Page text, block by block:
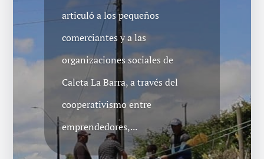
articuló a los pequeños
comerciantes y a las
organizaciones sociales de
Caleta La Barra, a través del
cooperativismo entre
emprendedores,...